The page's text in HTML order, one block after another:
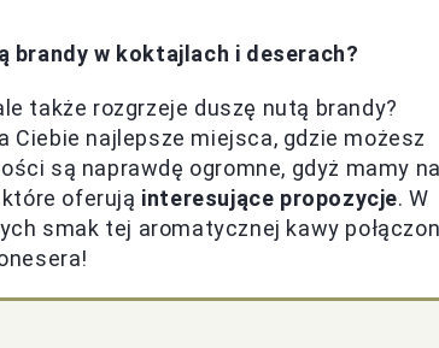
brandy w koktajlach i deserach?
także rozgrzeje duszę nutą brandy?
Ciebie najlepsze miejsca, gdzie możesz
są naprawdę ogromne, gdyż mamy
oferują interesujące propozycje. W
smak tej aromatycznej kawy